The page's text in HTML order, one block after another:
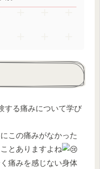
する痛みについて学び
この痛みがなかった
とありますよね
痛みを感じない身体